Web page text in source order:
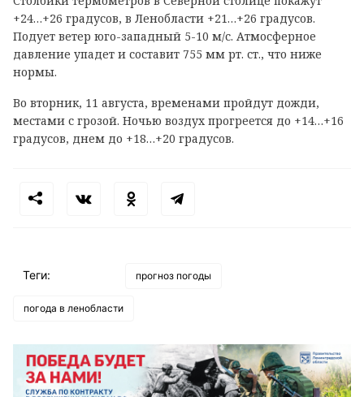
+24…+26 градусов, в Ленобласти +21…+26 градусов.
Подует ветер юго-западный 5-10 м/с. Атмосферное
давление упадет и составит 755 мм рт. ст., что ниже
нормы.
Во вторник, 11 августа, временами пройдут дожди,
местами с грозой. Ночью воздух прогреется до +14…+16
градусов, днем до +18…+20 градусов.
Теги: прогноз погоды
погода в ленобласти